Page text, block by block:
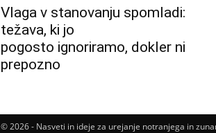
Vlaga v stanovanju spomladi:
težava, ki jo
pogosto ignoriramo, dokler ni
prepozno
© 2026 - Nasveti in ideje za urejanje notranjega in